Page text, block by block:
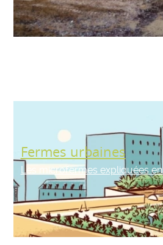
Les microfermes expliquées
Fermes urbaines